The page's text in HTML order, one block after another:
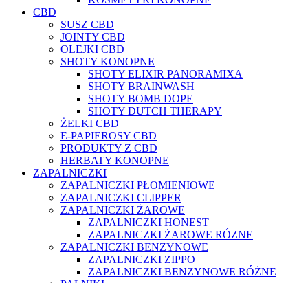
CBD
SUSZ CBD
JOINTY CBD
OLEJKI CBD
SHOTY KONOPNE
SHOTY ELIXIR PANORAMIXA
SHOTY BRAINWASH
SHOTY BOMB DOPE
SHOTY DUTCH THERAPY
ŻELKI CBD
E-PAPIEROSY CBD
PRODUKTY Z CBD
HERBATY KONOPNE
ZAPALNICZKI
ZAPALNICZKI PŁOMIENIOWE
ZAPALNICZKI CLIPPER
ZAPALNICZKI ŻAROWE
ZAPALNICZKI HONEST
ZAPALNICZKI ŻAROWE RÓZNE
ZAPALNICZKI BENZYNOWE
ZAPALNICZKI ZIPPO
ZAPALNICZKI BENZYNOWE RÓŻNE